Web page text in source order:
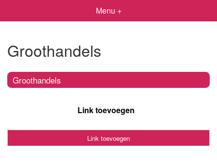
Menu +
Groothandels
Groothandels
Link toevoegen
Link toevoegen